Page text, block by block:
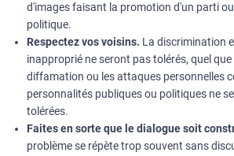
d'images faisant la promotion d'un parti
politique.
Respectez vos voisins. La discrimination
inapproprié ne seront pas tolérés, quel
diffamation ou les attaques personnelles
personnalités publiques ou politiques ne
tolérées.
Faites en sorte que le dialogue soit
problème se répète trop souvent sans